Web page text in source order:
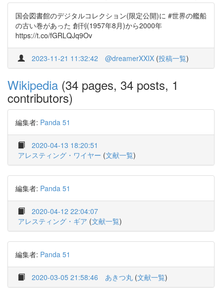
国会図書館のデジタルコレクション(限定公開)に #世界の艦船
の古い巻があった 創刊(1957年8月)から2000年
https://t.co/fGRLQJq9Ov
2023-11-21 11:32:42 @dreamerXXIX (投稿一覧)
Wikipedia (34 pages, 34 posts, 1
contributors)
編集者: Panda 51
2020-04-13 18:20:51
アレスティング・ワイヤー (文献一覧)
編集者: Panda 51
2020-04-12 22:04:07
アレスティング・ギア (文献一覧)
編集者: Panda 51
2020-03-05 21:58:46 あきつ丸 (文献一覧)